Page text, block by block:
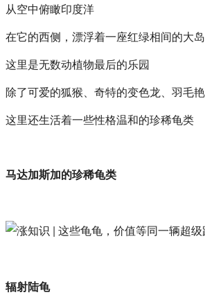
从空中俯瞰印度洋
在它的西侧，漂浮着一座红绿相间的大岛
这里是无数动植物最后的乐园
除了可爱的狐猴、奇特的变色龙、羽毛
这里还生活着一些性格温和的珍稀龟类
马达加斯加的珍稀龟类
辐射陆龟